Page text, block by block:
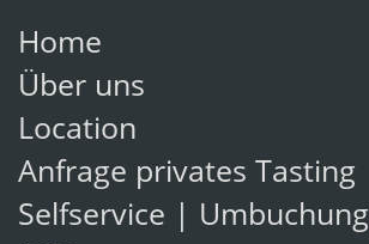
Home
Über uns
Location
Anfrage privates Tasting
Selfservice | Umbuchung